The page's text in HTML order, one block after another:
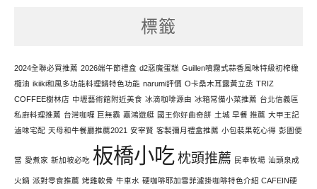
標籤
2024全聯必買推薦 2026端午節禮盒 d2惡魔蛋糕 Guillen噴霧式蒜香風味特級初榨橄
欖油 ikiiki和風多功能料理鍋特色功能 narumi評價 O卡桑木耳露黃立丞 TRIZ
COFFEE樹林店 中壢藝術館附近美食 冰滴咖啡源由 冰箱常備小菜推薦 台北信義區
私廚料理推薦 台灣咖喱 巨無霸 嘉鴻遊艇 國王你好曲奇餅 土城 早餐 推薦 大甲王記
滷味宅配 天母和牛餐廳推薦2021 安宰賢 客製彌月禮盒推薦 小包裝果乾心得 彭園便
當 愛煮家 新加坡必吃 板橋小吃枕頭推薦 民奉牧場 汕頭泉成
火鍋 派對零食推薦 烤雞軟骨 牛車水 硬咖啡耶加雪菲濾掛咖啡特色介紹 CAFEIN硬